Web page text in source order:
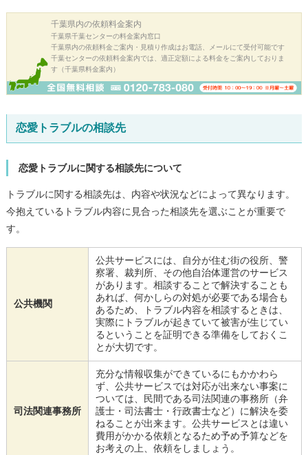
千葉県内の依頼料金案内
千葉県千葉センターの料金案内窓口
千葉県内の依頼料金ご案内・見積り作成はお電話、メールにて受付可能です
千葉センターの依頼料金案内では、適正定額による料金をご案内しておりま
す（千葉県料金案内）
恋愛トラブルの相談先
恋愛トラブルに関する相談先について
トラブルに関する相談先は、内容や状況などによって異なります。
今抱えているトラブル内容に見合った相談先を選ぶことが重要で
す。
公共機関
公共サービスには、自分が住む街の役所、警
察署、裁判所、その他自治体運営のサービス
があります。相談することで解決することも
あれば、何かしらの対処が必要である場合も
あるため、トラブル内容を相談するときは、
実際にトラブルが起きていて被害が生じてい
るということを証明できる準備をしておくこ
とが大切です。
司法関連事務所
充分な情報収集ができているにもかかわら
ず、公共サービスでは対応が出来ない事案に
ついては、民間である司法関連の事務所（弁
護士・司法書士・行政書士など）に解決を委
ねることが出来ます。公共サービスとは違い
費用がかかる依頼となるため予め予算などを
お考えの上、依頼をしましょう。